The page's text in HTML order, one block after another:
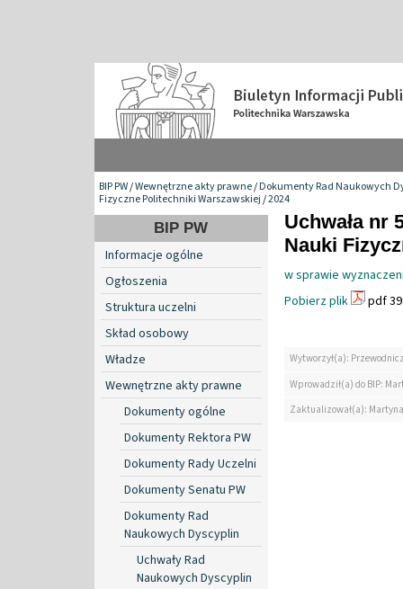
BIP PW/Wewnętrzne akty prawne/Dokumenty Rad Naukowych
Fizyczne Politechniki Warszawskiej/2024
BIP PW
Informacje ogólne
Ogłoszenia
Struktura uczelni
Skład osobowy
Władze
Wewnętrzne akty prawne
Dokumenty ogólne
Dokumenty Rektora PW
Dokumenty Rady Uczelni
Dokumenty Senatu PW
Dokumenty Rad
Naukowych Dyscyplin
Uchwały Rad
Naukowych Dyscyplin
Uchwała nr
Nauki
w sprawie
Pobierz plik
pdf
Wytworzył(a):
Wprowadził(a) do BIP:
Zaktualizował(a):